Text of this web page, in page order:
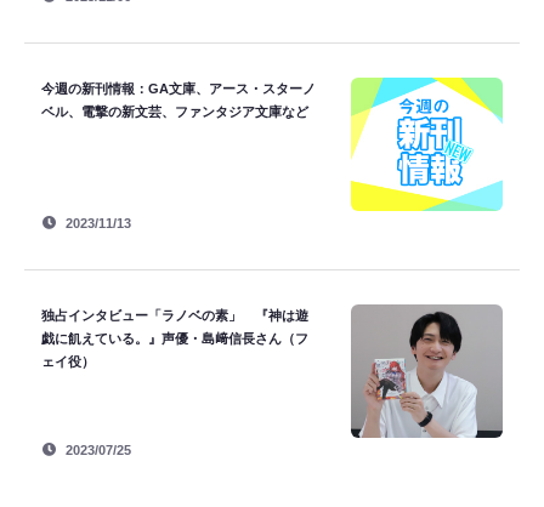
今週の新刊情報：GA文庫、アース・スターノ
ベル、電撃の新文芸、ファンタジア文庫など
2023/11/13
独占インタビュー「ラノベの素」 『神は遊
戯に飢えている。』声優・島﨑信長さん（フ
ェイ役）
2023/07/25